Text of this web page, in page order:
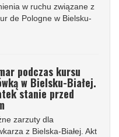
w ruchu związane z
de Pologne w Bielsku-
podczas kursu
w Bielsku-Białej.
stanie przed
zarzuty dla
z Bielska-Białej. Akt